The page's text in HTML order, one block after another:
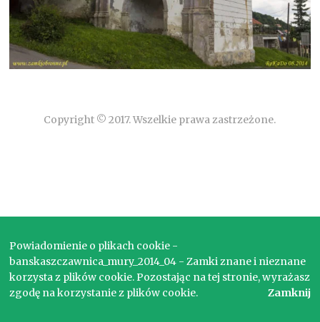
Copyright © 2017. Wszelkie prawa zastrzeżone.
Powiadomienie o plikach cookie -
banskaszczawnica_mury_2014_04 - Zamki znane i nieznane
korzysta z plików cookie. Pozostając na tej stronie, wyrażasz
zgodę na korzystanie z plików cookie.
Zamknij